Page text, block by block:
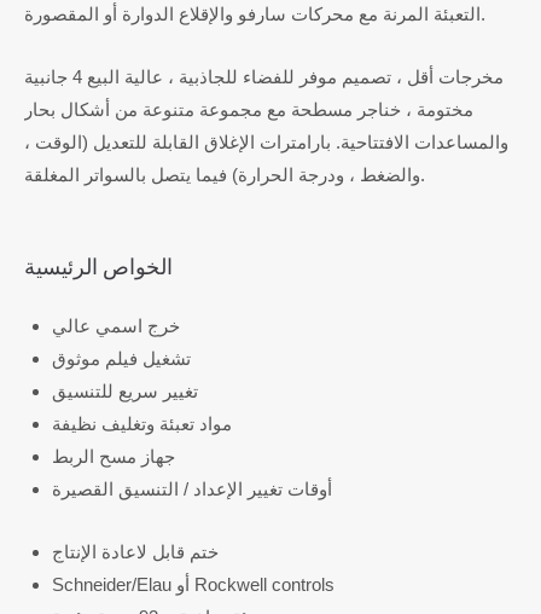
التعبئة المرنة مع محركات سارفو والإقلاع الدوارة أو المقصورة.
مخرجات أقل ، تصميم موفر للفضاء للجاذبية ، عالية البيع 4 جانبية
مختومة ، خناجر مسطحة مع مجموعة متنوعة من أشكال بحار
والمساعدات الافتتاحية. بارامترات الإغلاق القابلة للتعديل (الوقت ،
والضغط ، ودرجة الحرارة) فيما يتصل بالسواتر المغلقة.
الخواص الرئيسية
خرج اسمي عالي
تشغيل فيلم موثوق
تغيير سريع للتنسيق
مواد تعبئة وتغليف نظيفة
جهاز مسح الربط
أوقات تغيير الإعداد / التنسيق القصيرة
ختم قابل لاعادة الإنتاج
Schneider/Elau أو Rockwell controls